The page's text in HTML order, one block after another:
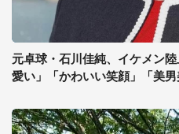
元卓球・石川佳純、イケメン
愛い」「かわいい笑顔」「美